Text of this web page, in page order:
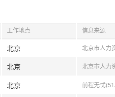
工作地点 信息来源
北京
北京
北京 前程无忧